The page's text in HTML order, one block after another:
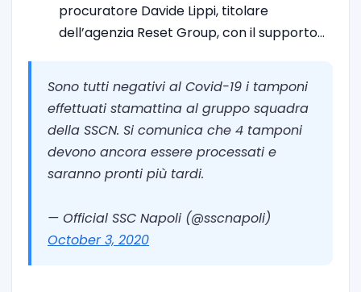
procuratore Davide Lippi, titolare
dell’agenzia Reset Group, con il supporto…
Sono tutti negativi al Covid-19 i tamponi
effettuati stamattina al gruppo squadra
della SSCN. Si comunica che 4 tamponi
devono ancora essere processati e
saranno pronti più tardi.
— Official SSC Napoli (@sscnapoli)
October 3, 2020